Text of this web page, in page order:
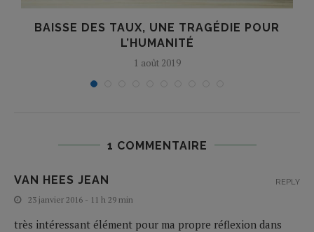
BAISSE DES TAUX, UNE TRAGÉDIE POUR
L’HUMANITÉ
1 août 2019
1 COMMENTAIRE
VAN HEES JEAN
23 janvier 2016 - 11 h 29 min
très intéressant élément pour ma propre réflexion dans
REPLY